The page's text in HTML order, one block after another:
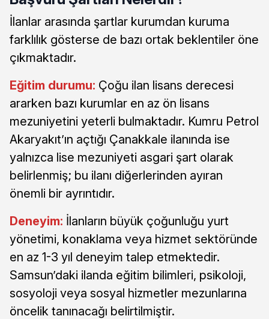
İlanlar arasında şartlar kurumdan kuruma
farklılık gösterse de bazı ortak beklentiler öne
çıkmaktadır.
Eğitim durumu: Çoğu ilan lisans derecesi
ararken bazı kurumlar en az ön lisans
mezuniyetini yeterli bulmaktadır. Kumru Petrol
Akaryakıt’ın açtığı Çanakkale ilanında ise
yalnızca lise mezuniyeti asgari şart olarak
belirlenmiş; bu ilanı diğerlerinden ayıran
önemli bir ayrıntıdır.
Deneyim: İlanların büyük çoğunluğu yurt
yönetimi, konaklama veya hizmet sektöründe
en az 1-3 yıl deneyim talep etmektedir.
Samsun’daki ilanda eğitim bilimleri, psikoloji,
sosyoloji veya sosyal hizmetler mezunlarına
öncelik tanınacağı belirtilmiştir.